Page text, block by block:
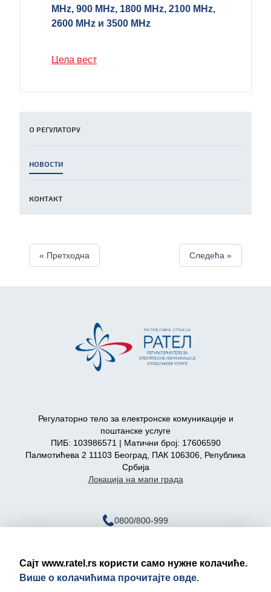
О РЕГУЛАТОРУ
НОВОСТИ
КОНТАКТ
MHz, 900 MHz, 1800 MHz, 2100 MHz,
2600 MHz и 3500 MHz
Цела вест
« Претходна Следећа »
Регулаторно тело за електронске комуникације и
поштанске услуге
ПИБ: 103986571 | Матични број: 17606590
Палмотићева 2 11103 Београд, ПАК 106306, Република
Србија
Локација на мапи града
0800/800-999
Сајт www.ratel.rs користи само нужне колачиће.
Више о колачићима прочитајте овде.